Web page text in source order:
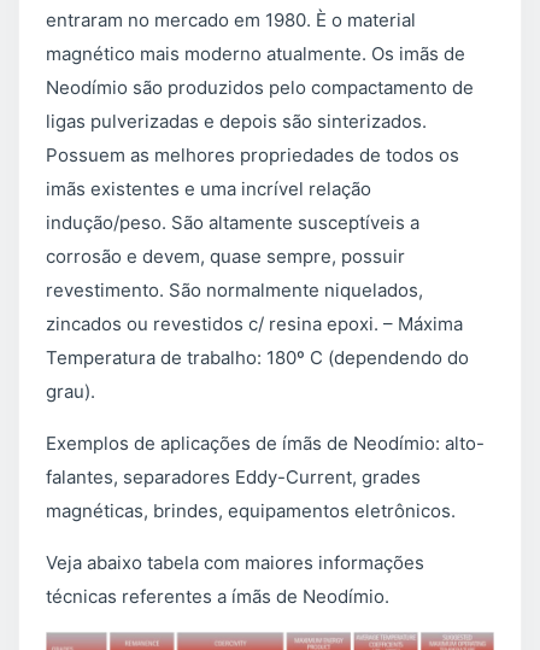
entraram no mercado em 1980. È o material
magnético mais moderno atualmente. Os imãs de
Neodímio são produzidos pelo compactamento de
ligas pulverizadas e depois são sinterizados.
Possuem as melhores propriedades de todos os
imãs existentes e uma incrível relação
indução/peso. São altamente susceptíveis a
corrosão e devem, quase sempre, possuir
revestimento. São normalmente niquelados,
zincados ou revestidos c/ resina epoxi. – Máxima
Temperatura de trabalho: 180º C (dependendo do
grau).
Exemplos de aplicações de ímãs de Neodímio: alto-
falantes, separadores Eddy-Current, grades
magnéticas, brindes, equipamentos eletrônicos.
Veja abaixo tabela com maiores informações
técnicas referentes a ímãs de Neodímio.